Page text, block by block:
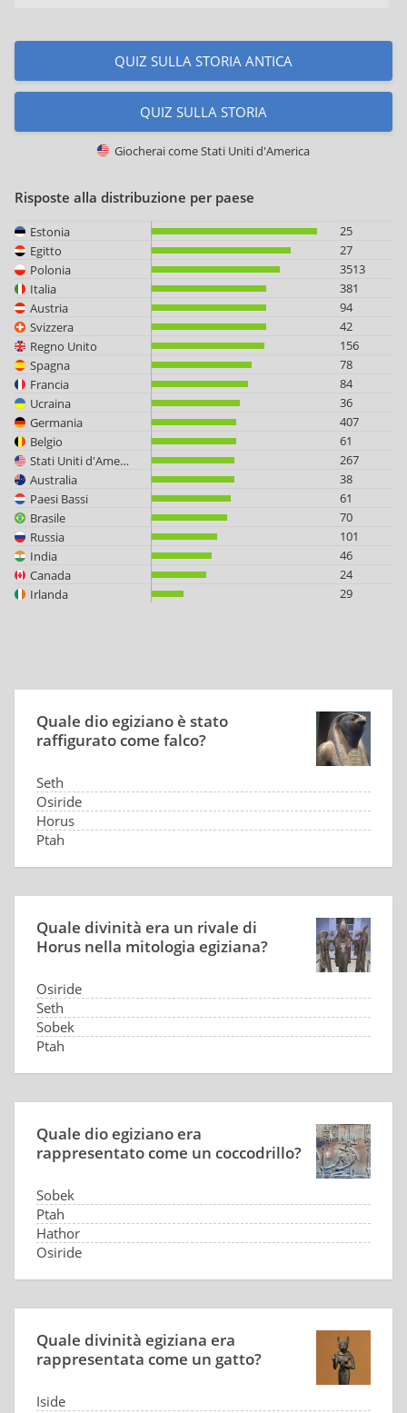
QUIZ SULLA STORIA ANTICA
QUIZ SULLA STORIA
Giocherai comeStati Uniti d'America
Risposte alla distribuzione per paese
Estonia
25
Egitto
27
Polonia
3513
Italia
381
Austria
94
Svizzera
42
Regno Unito
156
Spagna
78
Francia
84
Ucraina
36
Germania
407
Belgio
61
Stati Uniti d'America
267
Australia
38
Paesi Bassi
61
Brasile
70
Russia
101
India
46
Canada
24
Irlanda
29
Quale dio egiziano è stato
raffigurato come falco?
Seth
Osiride
Horus
Ptah
Quale divinità era un rivale di
Horus nella mitologia egiziana?
Osiride
Seth
Sobek
Ptah
Quale dio egiziano era
rappresentato come un coccodrillo?
Sobek
Ptah
Hathor
Osiride
Quale divinità egiziana era
rappresentata come un gatto?
Iside